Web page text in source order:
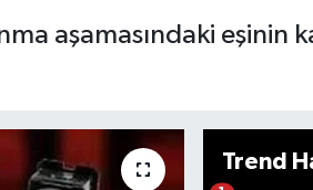
aşamasındaki eşinin
Trend